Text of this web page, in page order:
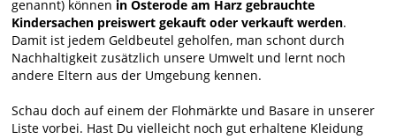
genannt) können in Osterode am Harz gebrauchte
Kindersachen preiswert gekauft oder verkauft werden.
Damit ist jedem Geldbeutel geholfen, man schont durch
Nachhaltigkeit zusätzlich unsere Umwelt und lernt noch
andere Eltern aus der Umgebung kennen.
Schau doch auf einem der Flohmärkte und Basare in unserer
Liste vorbei. Hast Du vielleicht noch gut erhaltene Kleidung